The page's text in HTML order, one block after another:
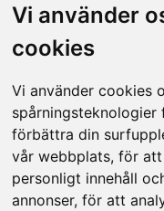
Vi använder
cookies
Vi använder cookies
spårningsteknologier
förbättra din
vår webbplats, för
personligt innehåll
annonser, för att
2ST
230
1821140
Saldo i
Pris